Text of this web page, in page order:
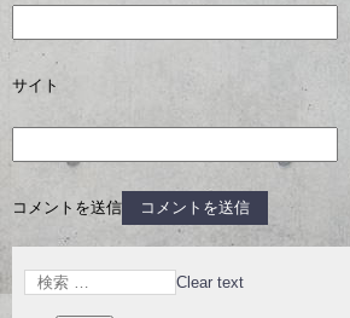
サイト
コメントを送信
Clear text